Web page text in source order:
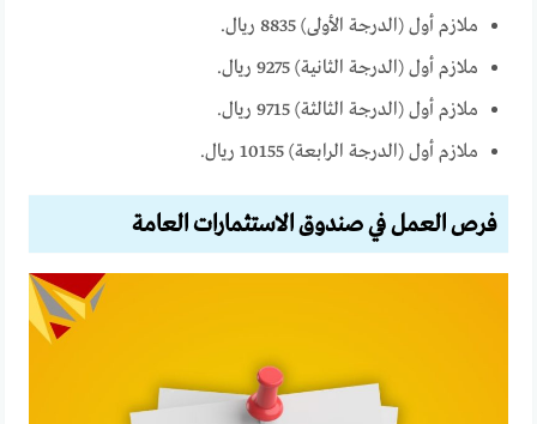
ملازم أول (الدرجة الأولى) 8835 ريال.
ملازم أول (الدرجة الثانية) 9275 ريال.
ملازم أول (الدرجة الثالثة) 9715 ريال.
ملازم أول (الدرجة الرابعة) 10155 ريال.
فرص العمل في صندوق الاستثمارات العامة